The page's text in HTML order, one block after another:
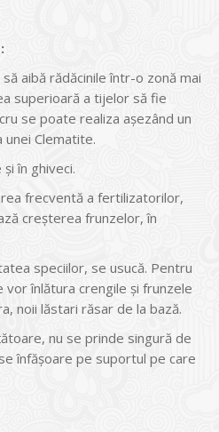
aibă rădăcinile într-o zonă mai
superioară a tijelor să fie
se poate realiza aşezând un
Clematite.
în ghiveci.
frecventă a fertilizatorilor,
creşterea frunzelor, în
speciilor, se usucă. Pentru
vor înlătura crengile şi frunzele
noii lăstari răsar de la bază.
nu se prinde singură de
înfăşoare pe suportul pe care